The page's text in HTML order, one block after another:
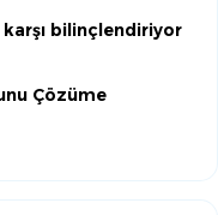
bilinçlendiriyor
Çözüme